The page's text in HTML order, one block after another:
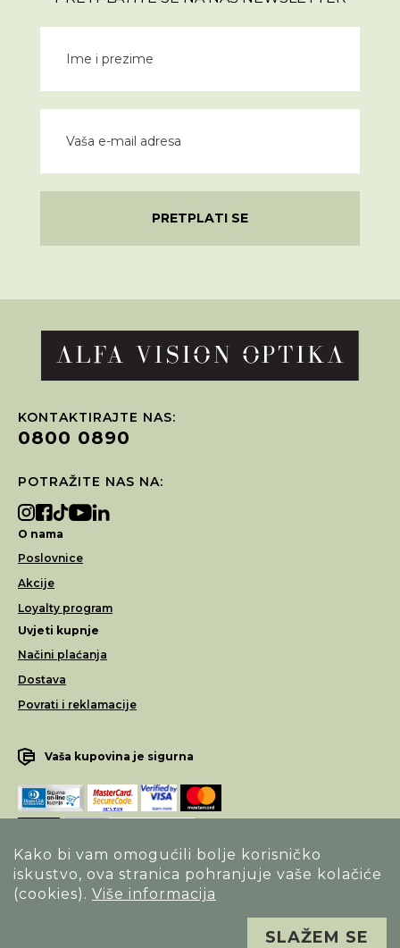
Kako bi vam omogućili bolje korisničko
iskustvo, ova stranica pohranjuje vaše kolačiće
(cookies). Više informacija
SLAŽEM SE
PRETPLATI SE
KONTAKTIRAJTE NAS:
0800 0890
POTRAŽITE NAS NA:
O nama
Poslovnice
Akcije
Loyalty program
Uvjeti kupnje
Načini plaćanja
Dostava
Povrati i reklamacije
Vaša kupovina je sigurna
Opći uvjeti poslovanja
Sva prava pridržana. Alfa Vision optika ©